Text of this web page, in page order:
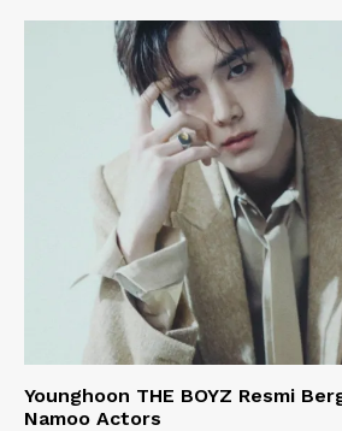
Younghoon THE BOYZ Resmi
Namoo Actors